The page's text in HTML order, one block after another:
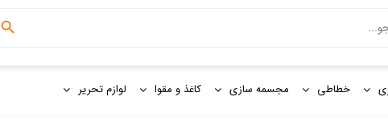
خطاطی مجسمه سازی کاغذ و مقوا لوازم تحریر